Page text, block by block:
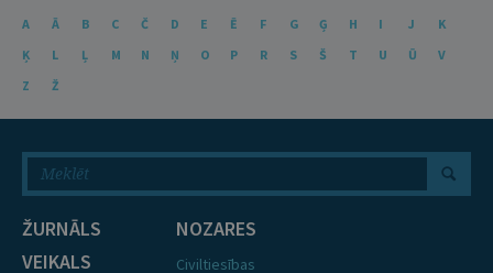
A Ā B C Č D E Ē F G Ģ H I J
K
Ķ
L Ļ M N Ņ O P R S Š T U Ū
V
Z
Ž
ŽURNĀLS
VEIKALS
NOZARES
Civiltiesības